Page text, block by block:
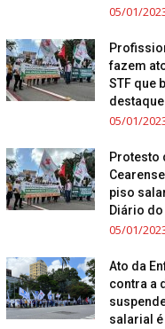
05/01/
fazem
STF que
05/01/
Protesto
piso
Diário
05/01/
Ato da
contra a
salarial é